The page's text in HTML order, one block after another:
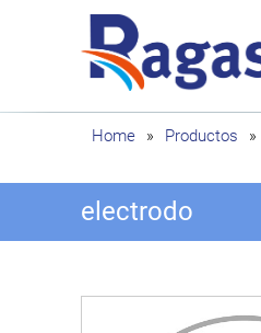
Home » Productos »
electrodo